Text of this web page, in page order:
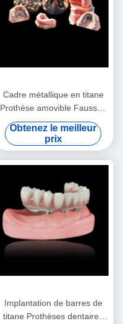
Cadre métallique en titane
Prothèse amovible Fausses
dents sur mesure
Obtenez le meilleur
prix
Implantation de barres de
titane Prothèses dentaires